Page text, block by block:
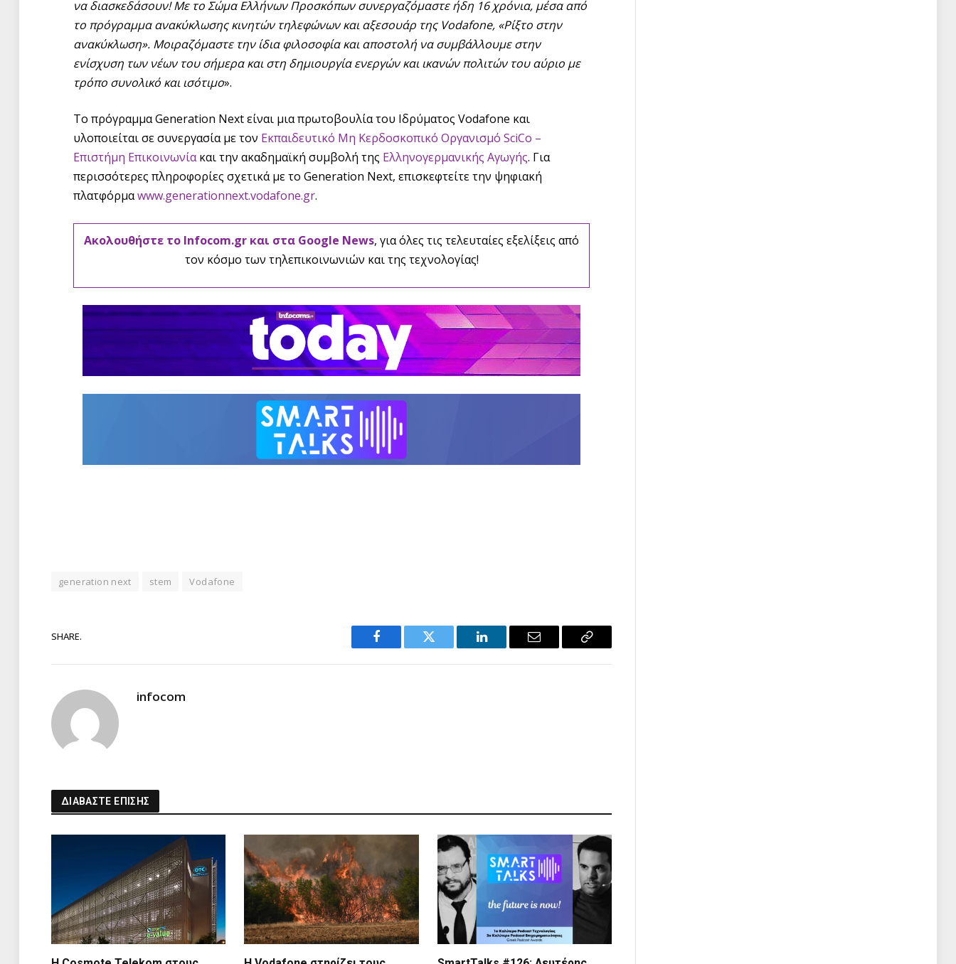
να διασκεδάσουν! Με το Σώμα Ελλήνων Προσκόπων συνεργαζόμαστε ήδη 16 χρόνια, μέσα από
το πρόγραμμα ανακύκλωσης κινητών τηλεφώνων και αξεσουάρ της Vodafone, «Ρίξτο στην
ανακύκλωση». Μοιραζόμαστε την ίδια φιλοσοφία και αποστολή να συμβάλλουμε στην
ενίσχυση των νέων του σήμερα και στη δημιουργία ενεργών και ικανών πολιτών του αύριο με
τρόπο συνολικό και ισότιμο».
Το πρόγραμμα Generation Next είναι μια πρωτοβουλία του Ιδρύματος Vodafone και
υλοποιείται σε συνεργασία με τον Εκπαιδευτικό Μη Κερδοσκοπικό Οργανισμό SciCo –
Επιστήμη Επικοινωνίακαι την ακαδημαϊκή συμβολή της Ελληνογερμανικής Αγωγής. Για
περισσότερες πληροφορίες σχετικά με το Generation Next, επισκεφτείτε την ψηφιακή
πλατφόρμαwww.generationnext.vodafone.gr.
Ακολουθήστε το Infocom.gr και στα Google News, για όλες τις τελευταίες εξελίξεις από
τον κόσμο των τηλεπικοινωνιών και της τεχνολογίας!
generation next stem Vodafone
SHARE.
Facebook Twitter LinkedIn Email
Copy
infocom
ΔΙΑΒΑΣΤΕ ΕΠΙΣΗΣ